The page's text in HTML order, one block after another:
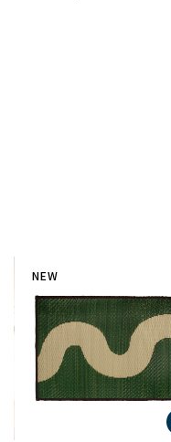
NEW